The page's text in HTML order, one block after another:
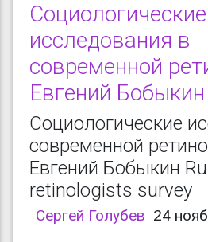
Социологические
исследования в
современной
Евгений Бобыкин
Социологические
современной
Евгений Бобыкин
retinologists survey
Сергей Голубев 24